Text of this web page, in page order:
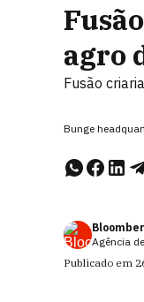
agro
Fusão
Bunge
Agência
Publicado em